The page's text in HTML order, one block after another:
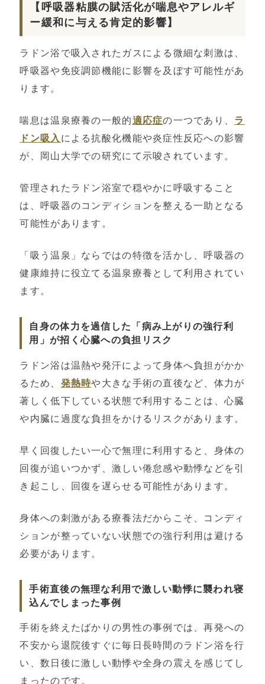
【呼吸器粘膜の賦活化が喘息やアレルギ
ー緩和に与える肯定的影響】
ラドン浴で吸入されたガスによる微細な刺激は、
呼吸器や免疫調節機能に影響を及ぼす可能性があ
ります。
喘息は温泉療養の一般的適応症の一つであり、 ラ
ドン吸入 による抗酸化機能や炎症性反応への影響
が、岡山大学での研究にて示唆されています。
管理されたラドン浴室で穏やかに呼吸すること
は、呼吸器のコンディションを整える一助となる
可能性があります。
「吸う温泉」ならではの特徴を活かし、呼吸器の
健康維持に役立てる温泉療養として利用されてい
ます。
自身の体力を過信した「病み上がりの強行利
用」が招く心臓への負担リスク
ラドン浴は温熱や発汗によって身体へ負担がかか
るため、 発熱時や大きな手術の直後など、体力が
著しく低下している状態で利用することは、心臓
や内臓に過度な負担をかけるリスクがあります。
早く回復したい一心で無理に利用すると、身体の
回復が追いつかず、激しい倦怠感や動悸などを引
き起こし、回復を遅らせる可能性があります。
身体への刺激がある療養法だからこそ、コンディ
ションが整っていない状態での強行利用は避ける
必要があります。
手術直後の無理な利用で激しい動悸に襲われ寝
込んでしまった事例
手術を終えたばかりの男性の事例では、再発への
不安から退院後すぐに毎日長時間のラドン浴を行
い、数日後に激しい動悸や全身の震えを感じてし
まったのです。